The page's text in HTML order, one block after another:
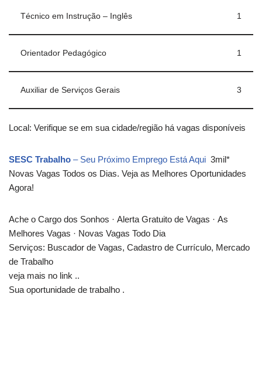
Técnico em Instrução – Inglês 1
Orientador Pedagógico 1
Auxiliar de Serviços Gerais 3
Local: Verifique se em sua cidade/região há vagas disponíveis
SESC Trabalho – Seu Próximo Emprego Está Aqui 3mil*
Novas Vagas Todos os Dias. Veja as Melhores Oportunidades
Agora!
Ache o Cargo dos Sonhos · Alerta Gratuito de Vagas · As
Melhores Vagas · Novas Vagas Todo Dia
Serviços: Buscador de Vagas, Cadastro de Currículo, Mercado
de Trabalho
veja mais no link ..
Sua oportunidade de trabalho .